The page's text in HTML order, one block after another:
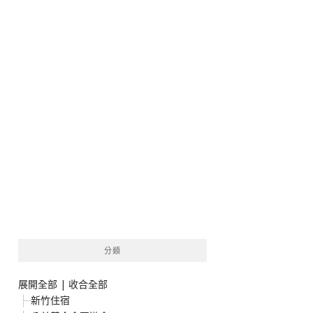
分類
展開全部 | 收合全部
新竹住宿